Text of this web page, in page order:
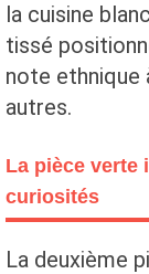
la cuisine
tissé
note ethnique
autres.
La pièce verte
curiosités
La deuxième